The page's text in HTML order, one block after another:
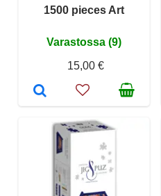
1500 pieces Art
Varastossa (9)
15,00 €